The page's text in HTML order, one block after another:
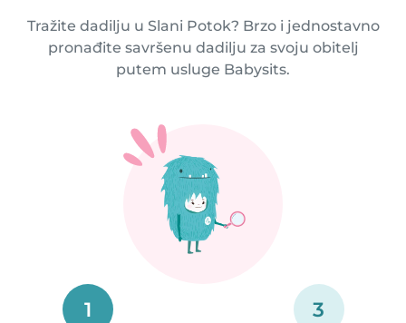
Tražite dadilju u Slani Potok? Brzo i jednostavno
pronađite savršenu dadilju za svoju obitelj
putem usluge Babysits.
1 3